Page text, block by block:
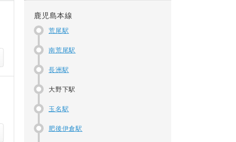
鹿児島本線
荒尾駅
南荒尾駅
長洲駅
大野下駅
玉名駅
肥後伊倉駅